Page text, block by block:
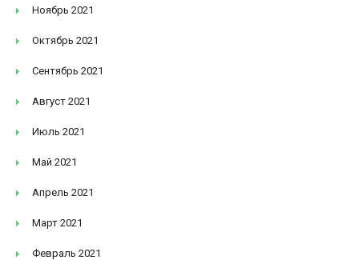
Ноябрь 2021
Октябрь 2021
Сентябрь 2021
Август 2021
Июль 2021
Май 2021
Апрель 2021
Март 2021
Февраль 2021